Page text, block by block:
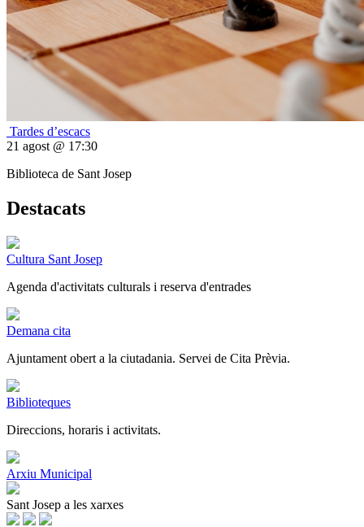
Tardes d’escacs
21 agost @ 17:30
Biblioteca de Sant Josep
Destacats
Cultura Sant Josep
Agenda d'activitats culturals i reserva d'entrades
Demana cita
Ajuntament obert a la ciutadania. Servei de Cita Prèvia.
Biblioteques
Direccions, horaris i activitats.
Arxiu Municipal
Sant Josep a les xarxes